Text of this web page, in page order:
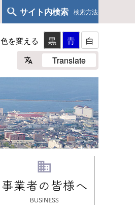
サイト内検索 検索方法
色を変える 黒 青
白
Translate